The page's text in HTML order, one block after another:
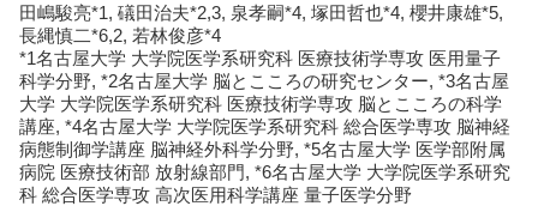
田嶋駿亮*1, 礒田治夫*2,3, 泉孝嗣*4, 塚田哲也*4, 櫻井康雄*5,
長縄慎二*6,2, 若林俊彦*4
*1名古屋大学 大学院医学系研究科 医療技術学専攻 医用量子
科学分野, *2名古屋大学 脳とこころの研究センター, *3名古屋
大学 大学院医学系研究科 医療技術学専攻 脳とこころの科学
講座, *4名古屋大学 大学院医学系研究科 総合医学専攻 脳神経
病態制御学講座 脳神経外科学分野, *5名古屋大学 医学部附属
病院 医療技術部 放射線部門, *6名古屋大学 大学院医学系研究
科 総合医学専攻 高次医用科学講座 量子医学分野